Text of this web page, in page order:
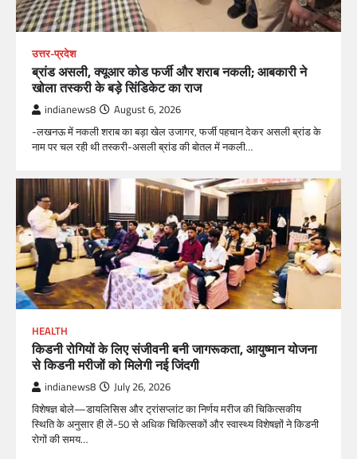
उत्तर-प्रदेश
ब्रांड असली, क्यूआर कोड फर्जी और शराब नकली; आबकारी ने
खोला तस्करी के बड़े सिंडिकेट का राज
indianews8 August 6, 2026
-लखनऊ में नकली शराब का बड़ा खेल उजागर, फर्जी पहचान देकर असली ब्रांड के
नाम पर चल रही थी तस्करी-असली ब्रांड की बोतल में नकली…
HEALTH
किडनी रोगियों के लिए संजीवनी बनी जागरूकता, आयुष्मान योजना
से किडनी मरीजों को मिलेगी नई जिंदगी
indianews8 July 26, 2026
विशेषज्ञ बोले—डायलिसिस और ट्रांसप्लांट का निर्णय मरीज की चिकित्सकीय
स्थिति के अनुसार ही लें-50 से अधिक चिकित्सकों और स्वास्थ्य विशेषज्ञों ने किडनी
रोगों की समय…